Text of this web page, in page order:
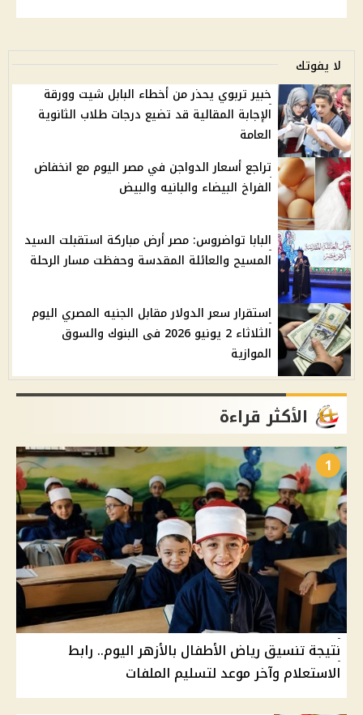
لا يفوتك
خبير تربوي يحذر من أخطاء البابل شيت وورقة
الإجابة المقالية قد تضيع درجات طلاب الثانوية
العامة
تراجع أسعار الدواجن في مصر اليوم مع انخفاض
الفراخ البيضاء والبانيه والبيض
البابا تواضروس: مصر أرض مباركة استقبلت السيد
المسيح والعائلة المقدسة وحفظت مسار الرحلة
استقرار سعر الدولار مقابل الجنيه المصري اليوم
الثلاثاء 2 يونيو 2026 فى البنوك والسوق
الموازية
الأكثر قراءة
1
نتيجة تنسيق رياض الأطفال بالأزهر اليوم.. رابط
الاستعلام وآخر موعد لتسليم الملفات